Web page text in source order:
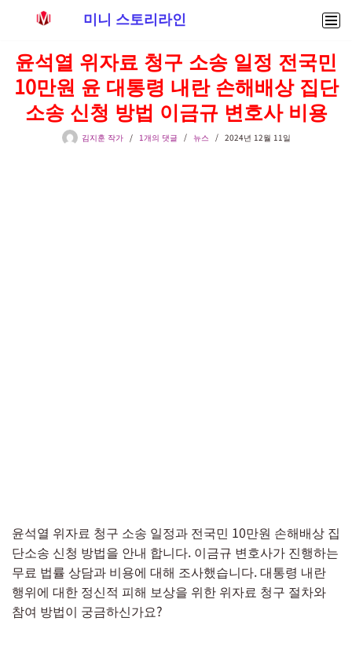
텐
츠
미니 스토리라인
윤석열 위자료 청구 소송 일정 전국민
10만원 윤 대통령 내란 손해배상 집단
소송 신청 방법 이금규 변호사 비용
김지훈 작가 1개의 댓글 뉴스 2024년 12월 11일
윤석열 위자료 청구 소송 일정과 전국민 10만원 손해배상 집
단소송 신청 방법을 안내 합니다. 이금규 변호사가 진행하는
무료 법률 상담과 비용에 대해 조사했습니다. 대통령 내란
행위에 대한 정신적 피해 보상을 위한 위자료 청구 절차와
참여 방법이 궁금하신가요?